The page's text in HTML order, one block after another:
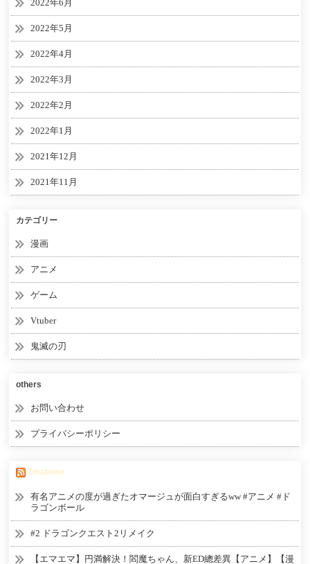
2022年6月
2022年5月
2022年4月
2022年3月
2022年2月
2022年1月
2021年12月
2021年11月
カテゴリー
漫画
アニメ
ゲーム
Vtuber
鬼滅の刃
others
お問い合わせ
プライバシーポリシー
Tmatome
有名アニメの度が過ぎたオマージュが面白すぎるww #アニメ #ド
ラゴンボール
#2 ドラゴンクエスト2リメイク
【エマエマ】円満解決！閻魔ちゃん、新ED總差異【アニメ】【漫